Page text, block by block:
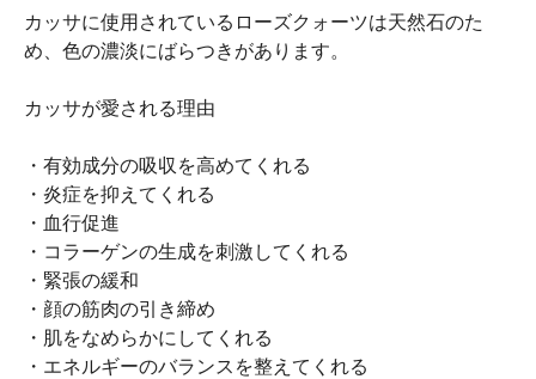
カッサに使用されているローズクォーツは天然石のた
め、色の濃淡にばらつきがあります。
カッサが愛される理由
・有効成分の吸収を高めてくれる
・炎症を抑えてくれる
・血行促進
・コラーゲンの生成を刺激してくれる
・緊張の緩和
・顔の筋肉の引き締め
・肌をなめらかにしてくれる
・エネルギーのバランスを整えてくれる